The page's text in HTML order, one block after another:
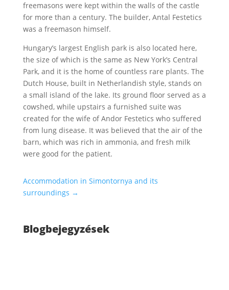
freemasons were kept within the walls of the castle
for more than a century. The builder, Antal Festetics
was a freemason himself.
Hungary’s largest English park is also located here,
the size of which is the same as New York’s Central
Park, and it is the home of countless rare plants. The
Dutch House, built in Netherlandish style, stands on
a small island of the lake. Its ground floor served as a
cowshed, while upstairs a furnished suite was
created for the wife of Andor Festetics who suffered
from lung disease. It was believed that the air of the
barn, which was rich in ammonia, and fresh milk
were good for the patient.
Accommodation in Simontornya and its
surroundings →
Blogbejegyzések